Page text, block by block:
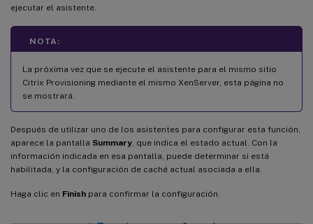
ejecutar el asistente.
NOTA:
La próxima vez que se ejecute el asistente para el mismo sitio
Citrix Provisioning mediante el mismo XenServer, esta página no
se mostrará.
Después de utilizar uno de los asistentes para configurar esta función,
aparece la pantalla Summary, que indica el estado actual. Con la
información indicada en esa pantalla, puede determinar si está
habilitada, y la configuración de caché actual asociada a ella.
Haga clic en Finish para confirmar la configuración.